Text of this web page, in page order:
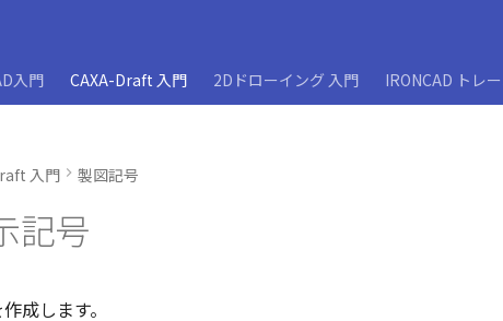
入門 CAXA-Draft 入門 2Dドローイング 入門 IRONCAD トレ
入門 製図記号
記号
成します。